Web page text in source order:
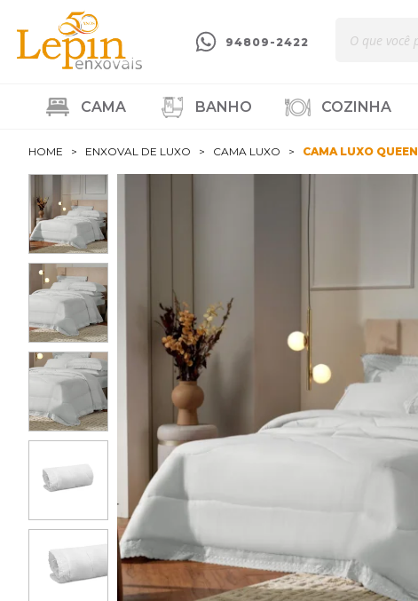
94809-2422
CAMA BANHO COZINHA
HOME ENXOVAL DE LUXO CAMA LUXO CAMA LUXO QUEEN